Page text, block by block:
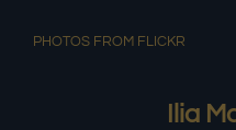
PHOTOS FROM FLICKR
Ilia